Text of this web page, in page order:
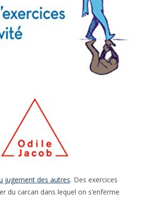
jugement des autres. Des exercices
du carcan dans lequel on s’enferme